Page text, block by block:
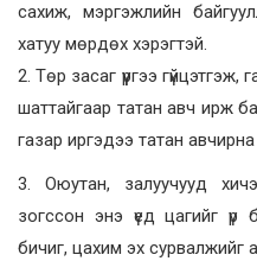
сахиж, мэргэжлийн
хатуу мөрдөх хэрэгтэй.
2. Төр засаг үүргээ
шаттайгаар татан авч ирж
газар иргэдээ татан
3. Оюутан, залуучууд
зогссон энэ үед цагийг үр
бичиг, цахим эх сурвалжийг